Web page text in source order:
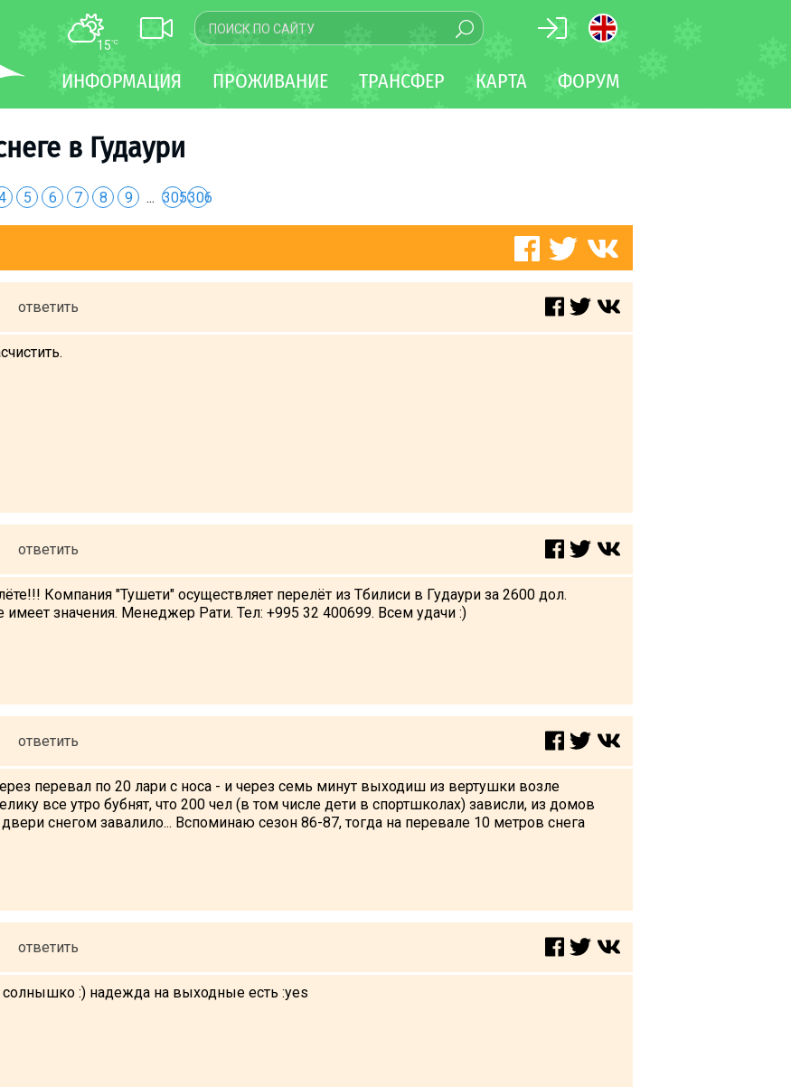
15°C
ИНФОРМАЦИЯ ПРОЖИВАНИЕ ТРАНСФЕР КАРТА ФОРУМ
в Гудаури
5 6 7 8 9 ... 305306
ответить
ответить
Компания "Тушети" осуществляет перелёт из Тбилиси в Гудаури за 2600 дол.
значения. Менеджер Рати. Тел: +995 32 400699. Всем удачи :)
ответить
перевал по 20 лари с носа - и через семь минут выходиш из вертушки возле
все утро бубнят, что 200 чел (в том числе дети в спортшколах) зависли, из домов
снегом завалило... Вспоминаю сезон 86-87, тогда на перевале 10 метров снега
ответить
солнышко :) надежда на выходные есть :yes